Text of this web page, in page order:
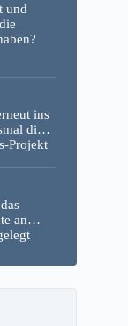
und
ins
die
Projekt
an